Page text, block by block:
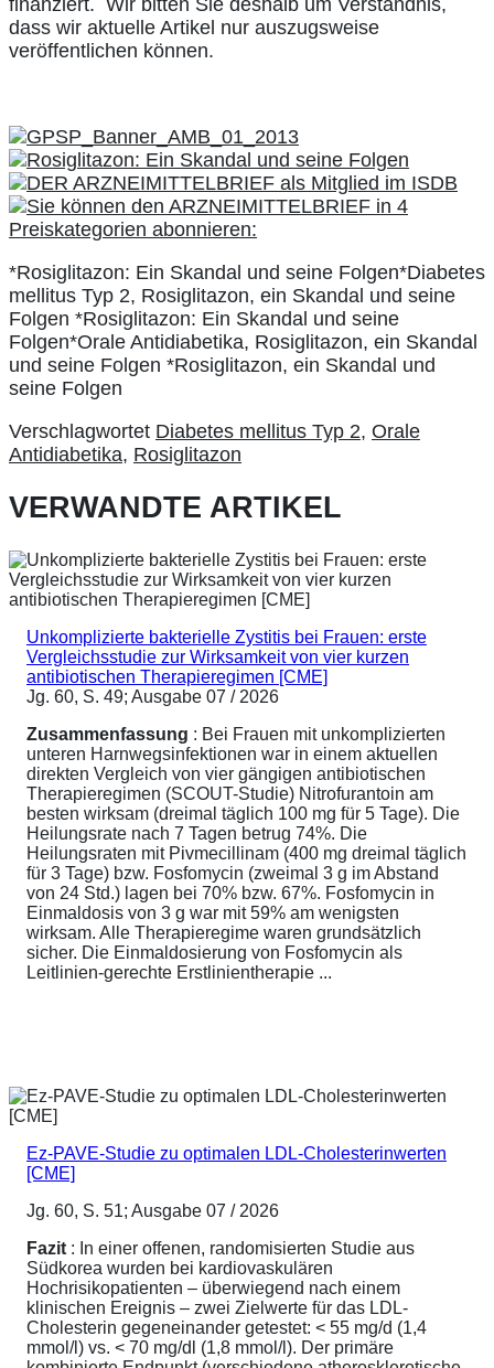
dass wir aktuelle Artikel nur auszugsweise
veröffentlichen können.
*Rosiglitazon: Ein Skandal und seine Folgen*Diabetes
mellitus Typ 2, Rosiglitazon, ein Skandal und seine
Folgen *Rosiglitazon: Ein Skandal und seine
Folgen*Orale Antidiabetika, Rosiglitazon, ein Skandal
und seine Folgen *Rosiglitazon, ein Skandal und
seine Folgen
Verschlagwortet Diabetes mellitus Typ 2, Orale
Antidiabetika, Rosiglitazon
VERWANDTE ARTIKEL
Unkomplizierte bakterielle Zystitis bei Frauen: erste
Vergleichsstudie zur Wirksamkeit von vier kurzen
antibiotischen Therapieregimen [CME]
Jg. 60, S. 49; Ausgabe 07 / 2026
Zusammenfassung : Bei Frauen mit unkomplizierten
unteren Harnwegsinfektionen war in einem aktuellen
direkten Vergleich von vier gängigen antibiotischen
Therapieregimen (SCOUT-Studie) Nitrofurantoin am
besten wirksam (dreimal täglich 100 mg für 5 Tage). Die
Heilungsrate nach 7 Tagen betrug 74%. Die
Heilungsraten mit Pivmecillinam (400 mg dreimal täglich
für 3 Tage) bzw. Fosfomycin (zweimal 3 g im Abstand
von 24 Std.) lagen bei 70% bzw. 67%. Fosfomycin in
Einmaldosis von 3 g war mit 59% am wenigsten
wirksam. Alle Therapieregime waren grundsätzlich
sicher. Die Einmaldosierung von Fosfomycin als
Leitlinien-gerechte Erstlinientherapie ...
Ez-PAVE-Studie zu optimalen LDL-Cholesterinwerten
[CME]
Jg. 60, S. 51; Ausgabe 07 / 2026
Fazit : In einer offenen, randomisierten Studie aus
Südkorea wurden bei kardiovaskulären
Hochrisikopatienten – überwiegend nach einem
klinischen Ereignis – zwei Zielwerte für das LDL-
Cholesterin gegeneinander getestet: < 55 mg/d (1,4
mmol/l) vs. < 70 mg/dl (1,8 mmol/l). Der primäre